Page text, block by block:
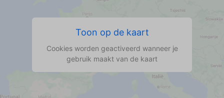
Toon op de kaart
Cookies worden geactiveerd wanneer je
gebruik maakt van de kaart